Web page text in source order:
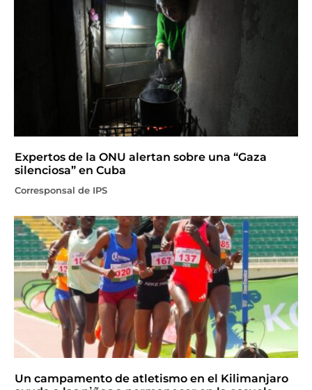
Expertos de la ONU alertan sobre una “Gaza
silenciosa” en Cuba
Corresponsal de IPS
Un campamento de atletismo en el Kilimanjaro